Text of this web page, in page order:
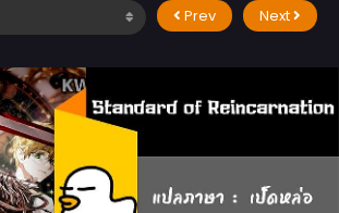
Prev Next